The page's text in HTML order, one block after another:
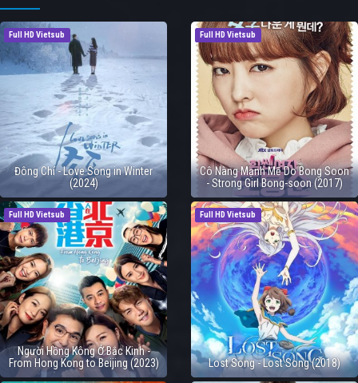
Full HD Vietsub
Đông Chí - Love Song in Winter
(2024)
Full HD Vietsub
Cô Nàng Mạnh Mẽ Do Bong Soon
- Strong Girl Bong-soon (2017)
Full HD Vietsub
Người Hồng Kông Ở Bắc Kinh -
From Hong Kong to Beijing (2023)
Full HD Vietsub
Lost Song - Lost Song (2018)